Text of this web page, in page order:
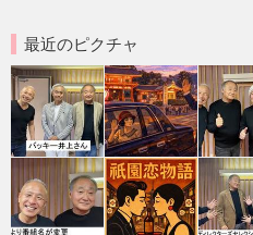
最近のピクチャ